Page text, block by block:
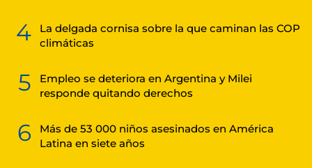
4
La delgada cornisa sobre la que caminan las COP
climáticas
5
Empleo se deteriora en Argentina y Milei
responde quitando derechos
6
Más de 53 000 niños asesinados en América
Latina en siete años